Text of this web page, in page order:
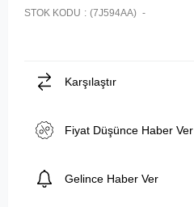
STOK KODU (7J594AA)
Karşılaştır
Fiyat Düşünce Haber Ver
Gelince Haber Ver